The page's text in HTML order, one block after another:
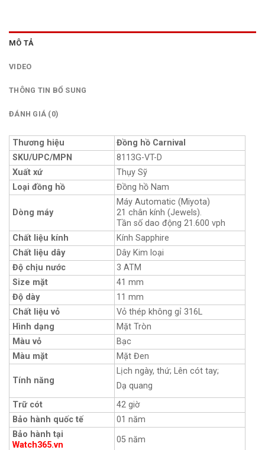
MÔ TẢ
VIDEO
THÔNG TIN BỔ SUNG
ĐÁNH GIÁ (0)
Thương hiệu
Đồng hồ Carnival
SKU/UPC/MPN
8113G-VT-D
Xuất xứ
Thụy Sỹ
Loại đồng hồ
Đồng hồ Nam
Dòng máy
Máy Automatic (Miyota)
21 chân kính (Jewels).
Tần số dao động 21.600 vph
Chất liệu kính
Kính Sapphire
Chất liệu dây
Dây Kim loại
Độ chịu nước
3 ATM
Size mặt
41 mm
Độ dày
11 mm
Chất liệu vỏ
Vỏ thép không gỉ 316L
Hình dạng
Mặt Tròn
Màu vỏ
Bạc
Màu mặt
Mặt Đen
Tính năng
Lịch ngày, thứ; Lên cót tay;
Dạ quang
Trữ cót
42 giờ
Bảo hành quốc tế
01 năm
Bảo hành tại
Watch365.vn
05 năm